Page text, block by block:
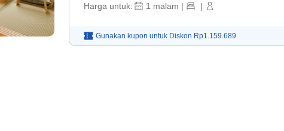
Harga untuk: 1 malam | |
Gunakan kupon untuk Diskon Rp1.159.689